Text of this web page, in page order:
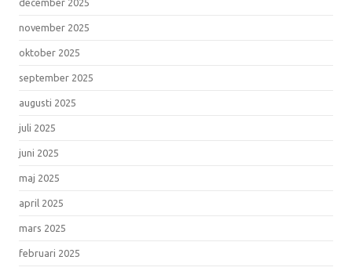
december 2025
november 2025
oktober 2025
september 2025
augusti 2025
juli 2025
juni 2025
maj 2025
april 2025
mars 2025
februari 2025